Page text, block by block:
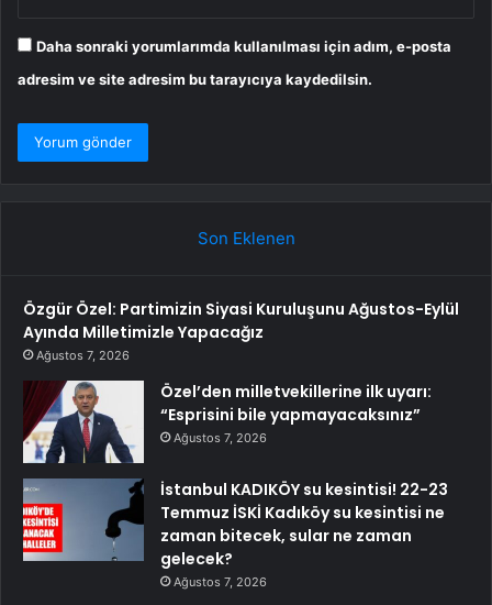
Daha sonraki yorumlarımda kullanılması için adım, e-posta
adresim ve site adresim bu tarayıcıya kaydedilsin.
Son Eklenen
Özgür Özel: Partimizin Siyasi Kuruluşunu Ağustos-Eylül
Ayında Milletimizle Yapacağız
Ağustos 7, 2026
Özel’den milletvekillerine ilk uyarı:
“Esprisini bile yapmayacaksınız”
Ağustos 7, 2026
İstanbul KADIKÖY su kesintisi! 22-23
Temmuz İSKİ Kadıköy su kesintisi ne
zaman bitecek, sular ne zaman
gelecek?
Ağustos 7, 2026